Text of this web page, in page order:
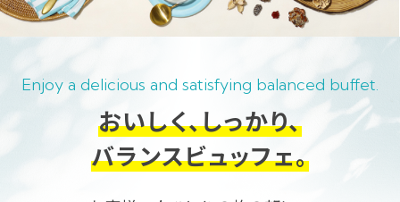
Enjoy a delicious and satisfying balanced buffet.
おいしく、しっかり、
バランスビュッフェ。